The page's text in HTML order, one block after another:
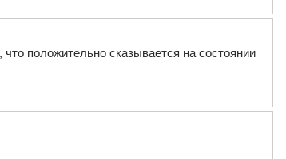
положительно сказывается на состоянии